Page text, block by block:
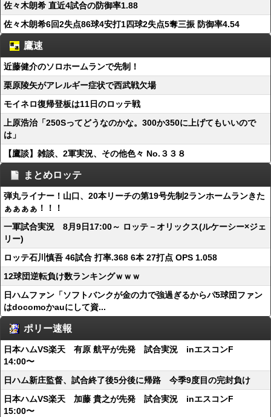
佐々木朗希 直近4試合の防御率1.88
佐々木朗希6回2失点86球4安打1四球2失点5奪三振 防御率4.54
鷹速
近藤健介のソロホームランで先制！
栗原陵矢がアレルギー症状で西武戦欠場
モイネロ復帰登板は11日のロッテ戦
上原浩治「250Sってどうなのかな。300か350に上げてもいいので
は」
【鷹談】雑談、2軍実況、その他色々 No.３３８
まとめロッテ
弾丸ライナー！山口、20本リーチの第19号先制2ランホームランきた
ぁぁぁぁ！！！
一軍試合実況 8月9日17:00～ ロッテ－オリックス(ルケーシー×ジェ
リー)
ロッテ石川慎吾 46試合 打率.368 6本 27打点 OPS 1.058
12球団逆転負け数ランキングｗｗｗ
日ハムファン「ソフトバンクが金の力で強過ぎるからパ5球団ファン
はdocomoかauにして資...
ポリー速報
日本ハムVS楽天 有原 航平が先発 試合実況 inエスコンF
14:00〜
日ハム新庄監督、試合終了後5分後に帰路 今季9度目の完封負け
日本ハムVS楽天 加藤 貴之が先発 試合実況 inエスコンF
15:00〜